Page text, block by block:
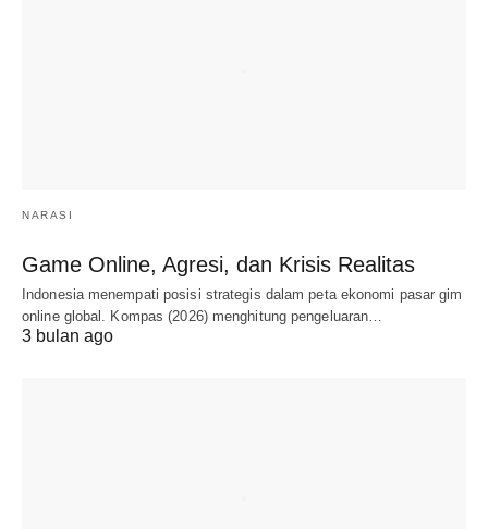
NARASI
Game Online, Agresi, dan Krisis Realitas
Indonesia menempati posisi strategis dalam peta ekonomi pasar gim
online global. Kompas (2026) menghitung pengeluaran…
3 bulan ago